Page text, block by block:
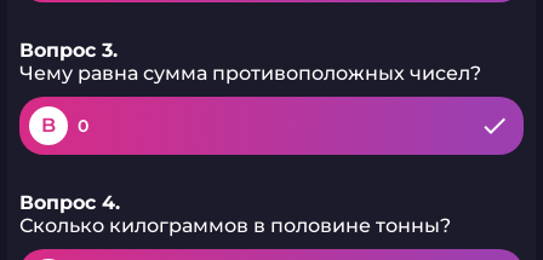
Вопрос 3.
Чему равна сумма противоположных чисел?
B 0
Вопрос 4.
Сколько килограммов в половине тонны?